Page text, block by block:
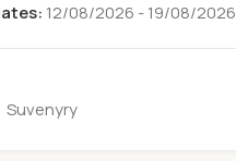
12/08/2026 - 19/08/2026
Suvenyry